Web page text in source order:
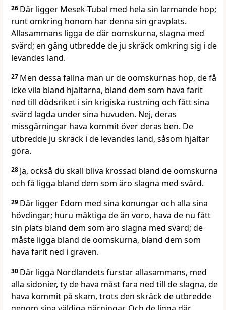
26 Där ligger Mesek-Tubal med hela sin larmande hop;
runt omkring honom har denna sin gravplats.
Allasammans ligga de där oomskurna, slagna med
svärd; en gång utbredde de ju skräck omkring sig i de
levandes land.
27 Men dessa fallna män ur de oomskurnas hop, de få
icke vila bland hjältarna, bland dem som hava farit
ned till dödsriket i sin krigiska rustning och fått sina
svärd lagda under sina huvuden. Nej, deras
missgärningar hava kommit över deras ben. De
utbredde ju skräck i de levandes land, såsom hjältar
göra.
28 Ja, också du skall bliva krossad bland de oomskurna
och få ligga bland dem som äro slagna med svärd.
29 Där ligger Edom med sina konungar och alla sina
hövdingar; huru mäktiga de än voro, hava de nu fått
sin plats bland dem som äro slagna med svärd; de
måste ligga bland de oomskurna, bland dem som
hava farit ned i graven.
30 Där ligga Nordlandets furstar allasammans, med
alla sidonier, ty de hava måst fara ned till de slagna, de
hava kommit på skam, trots den skräck de utbredde